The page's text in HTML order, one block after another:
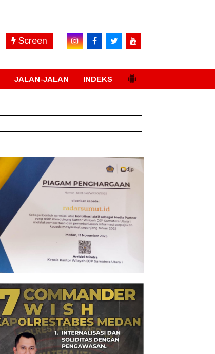
Screen
JALAN-JALAN INDEKS